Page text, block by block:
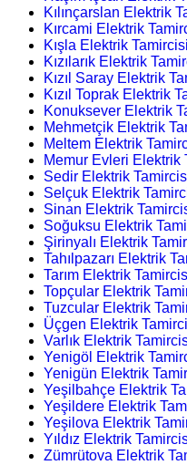
Kılınçarslan Elektrik
Kırcami Elektrik
Kışla Elektrik
Kızılarık Elektrik
Kızıl Saray Elektrik
Kızıl Toprak Elektrik
Konuksever Elektrik
Mehmetçik Elektrik
Meltem Elektrik
Memur Evleri Elektrik
Sedir Elektrik
Selçuk Elektrik
Sinan Elektrik
Soğuksu Elektrik
Şirinyalı Elektrik
Tahılpazarı Elektrik
Tarım Elektrik
Topçular Elektrik
Tuzcular Elektrik
Üçgen Elektrik
Varlık Elektrik
Yenigöl Elektrik
Yenigün Elektrik
Yeşilbahçe Elektrik
Yeşildere Elektrik
Yeşilova Elektrik
Yıldız Elektrik
Zümrütova Elektrik